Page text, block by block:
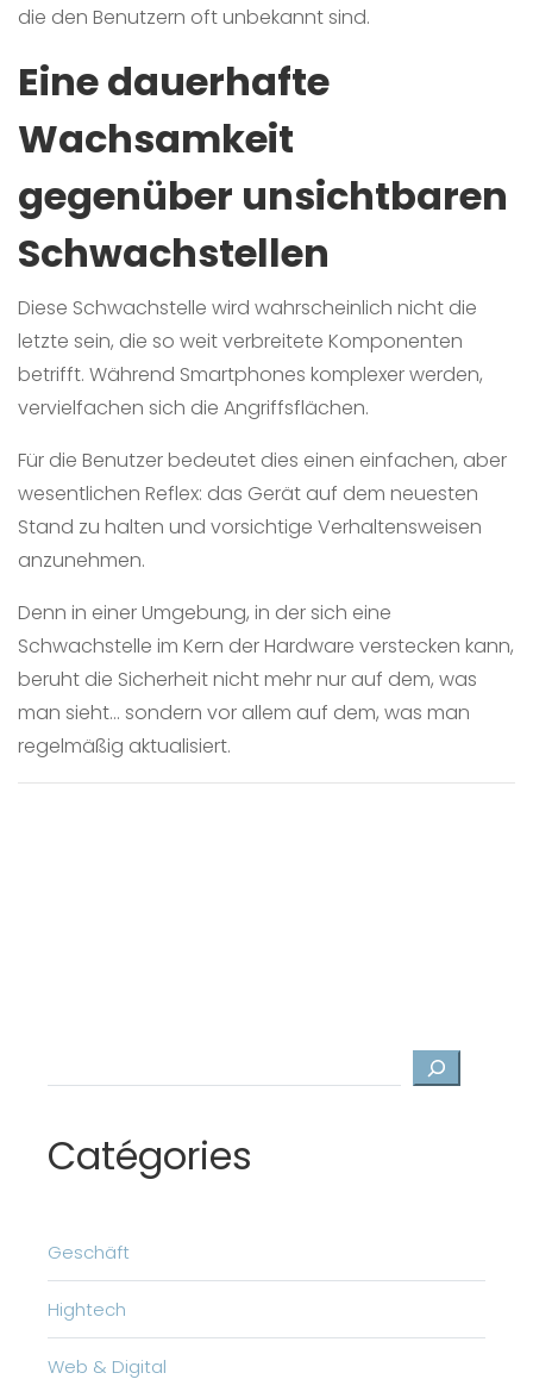
die den Benutzern oft unbekannt sind.
Eine dauerhafte
Wachsamkeit
gegenüber unsichtbaren
Schwachstellen
Diese Schwachstelle wird wahrscheinlich nicht die
letzte sein, die so weit verbreitete Komponenten
betrifft. Während Smartphones komplexer werden,
vervielfachen sich die Angriffsflächen.
Für die Benutzer bedeutet dies einen einfachen, aber
wesentlichen Reflex: das Gerät auf dem neuesten
Stand zu halten und vorsichtige Verhaltensweisen
anzunehmen.
Denn in einer Umgebung, in der sich eine
Schwachstelle im Kern der Hardware verstecken kann,
beruht die Sicherheit nicht mehr nur auf dem, was
man sieht… sondern vor allem auf dem, was man
regelmäßig aktualisiert.
Catégories
Geschäft
Hightech
Web & Digital